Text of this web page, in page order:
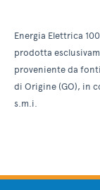
Energia Elettrica
prodotta
proveniente da
di Origine (GO), in
s.m.i.